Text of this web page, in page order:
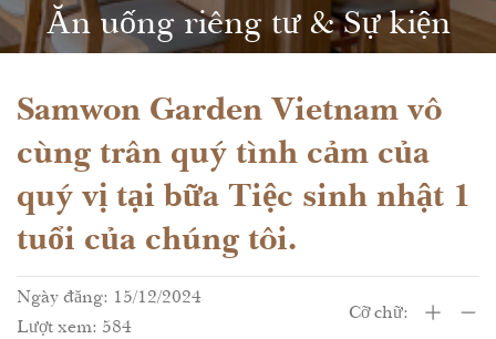
Ăn uống riêng tư & Sự kiện
Samwon Garden Vietnam vô
cùng trân quý tình cảm của
quý vị tại bữa Tiệc sinh nhật 1
tuổi của chúng tôi.
Ngày đăng: 15/12/2024
Lượt xem: 584
Cỡ chữ: